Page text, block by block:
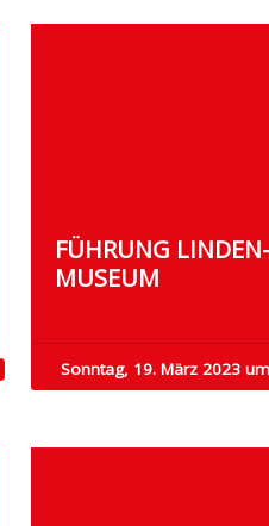
FÜHRUNG LINDEN-
MUSEUM
Sonntag, 19. März 2023